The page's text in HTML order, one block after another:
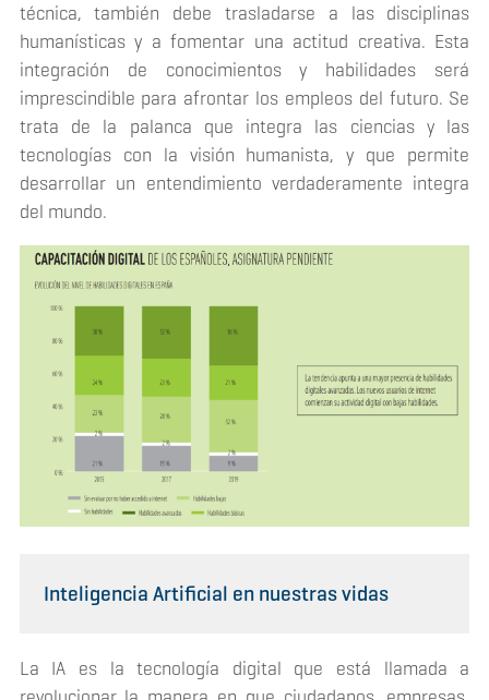
técnica, también debe trasladarse a las disciplinas
humanísticas y a fomentar una actitud creativa. Esta
integración de conocimientos y habilidades será
imprescindible para afrontar los empleos del futuro. Se
trata de la palanca que integra las ciencias y las
tecnologías con la visión humanista, y que permite
desarrollar un entendimiento verdaderamente integra
del mundo.
Inteligencia Artificial en nuestras vidas
La IA es la tecnología digital que está llamada a